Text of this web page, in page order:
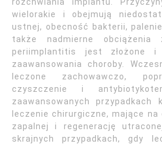
wielorakie i obejmują
ustnej, obecność bakterii,
także nadmierne obciążenia
periimplantitis jest złożone
zaawansowania choroby.
leczone zachowawczo,
czyszczenie i
zaawansowanych przypadkach
leczenie chirurgiczne, mające
zapalnej i regenerację
skrajnych przypadkach, gdy